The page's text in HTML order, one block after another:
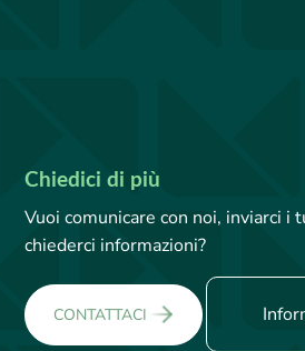
Chiedici di più
Vuoi comunicare con noi, inviarci
chiederci informazioni?
CONTATTACI